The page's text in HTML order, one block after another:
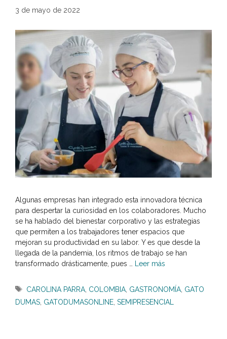
3 de mayo de 2022
Algunas empresas han integrado esta innovadora técnica
para despertar la curiosidad en los colaboradores. Mucho
se ha hablado del bienestar corporativo y las estrategias
que permiten a los trabajadores tener espacios que
mejoran su productividad en su labor. Y es que desde la
llegada de la pandemia, los ritmos de trabajo se han
transformado drásticamente, pues … Leer más
Etiquetas
CAROLINA PARRA COLOMBIA GASTRONOMÍA GATO
DUMAS GATODUMASONLINE SEMIPRESENCIAL